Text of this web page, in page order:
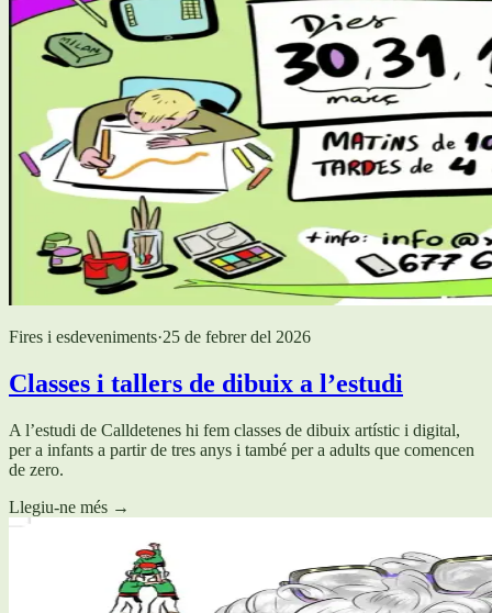
Fires i esdeveniments·25 de febrer del 2026
Classes i tallers de dibuix a l’estudi
A l’estudi de Calldetenes hi fem classes de dibuix artístic i digital,
per a infants a partir de tres anys i també per a adults que comencen
de zero.
Llegiu-ne més →